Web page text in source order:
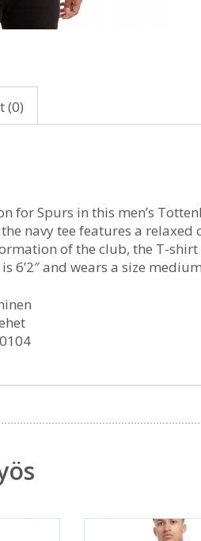
(0)
for Spurs in this men’s
navy tee features a relaxed
of the club, the T-
6’2″ and wears a size